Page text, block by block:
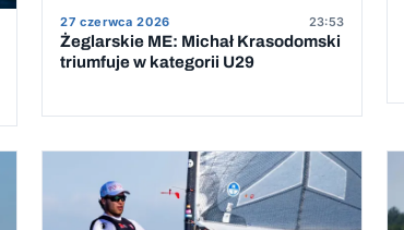
27 czerwca 2026 23:53
Żeglarskie ME: Michał Krasodomski
triumfuje w kategorii U29